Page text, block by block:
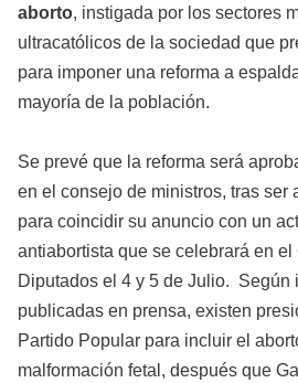
aborto, instigada por los sectores
ultracatólicos de la sociedad que
para imponer una reforma a
mayoría de la población.
Se prevé que la reforma será
en el consejo de ministros, tras ser
para coincidir su anuncio con un
antiabortista que se celebrará en
Diputados el 4 y 5 de Julio. Según
publicadas en prensa, existen
Partido Popular para incluir el
malformación fetal, después que